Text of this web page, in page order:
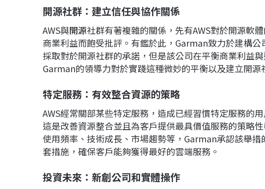
開源社群：建立信任與協作關係
AWS與開源社群有著複雜的關係，先有AWS對於開源軟
商業利益而飽受批評。有鑑於此，Garman致力於建構
採取對於開源社群的承諾，但是該公司在平衡商業利益
Garman的領導力對於實踐這種微妙的平衡以及建立開源
特定服務：有效整合資源的策略
AWS經常關部某些特定服務，造成已經習慣特定服務的
這是改善資源整合並且為客戶提供最具價值服務的策略
使用頻率、技術成長、市場趨勢等，Garman承認該舉
套措施，確保客戶能夠獲得最好的雲端服務。
投資未來：新創公司和實體操作